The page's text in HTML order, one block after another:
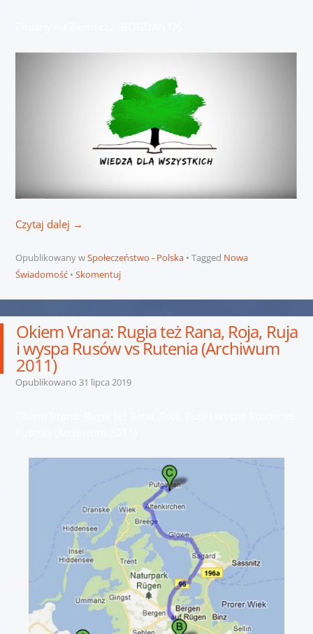
Czytaj dalej →
Opublikowany wSpołeczeństwo - Polska Tagged Nowa
Świadomość
Skomentuj
Okiem Vrana: Rugia też Rana, Roja, Ruja
i wyspa Rusów vs Rutenia (Archiwum
2011)
Opublikowano 31 lipca 2019